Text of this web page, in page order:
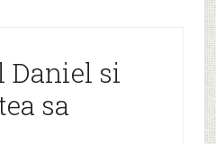
Daniel si
sa